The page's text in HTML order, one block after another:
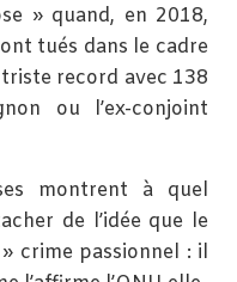
» quand, en 2018,
tués dans le cadre
record avec 138
ou l’ex-conjoint
montrent à quel
de l’idée que le
crime passionnel : il